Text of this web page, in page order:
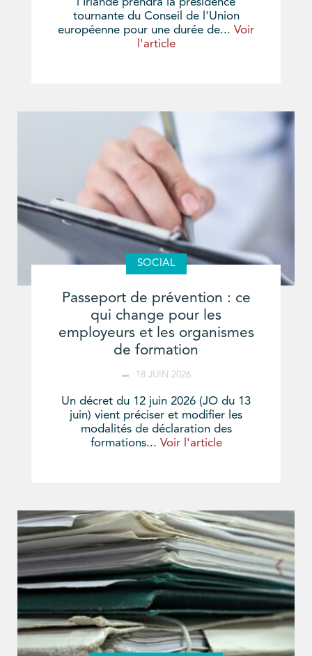
l'Irlande prendra la présidence
tournante du Conseil de l'Union
européenne pour une durée de... Voir
l'article
SOCIAL
Passeport de prévention : ce
qui change pour les
employeurs et les organismes
de formation
18 JUIN 2026
Un décret du 12 juin 2026 (JO du 13
juin) vient préciser et modifier les
modalités de déclaration des
formations... Voir l'article